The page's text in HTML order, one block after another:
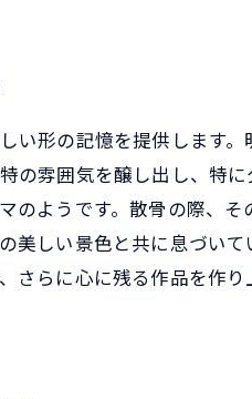
い形の記憶を提供します
の雰囲気を醸し出し、特
のようです。散骨の際、
美しい景色と共に息づい
さらに心に残る作品を作